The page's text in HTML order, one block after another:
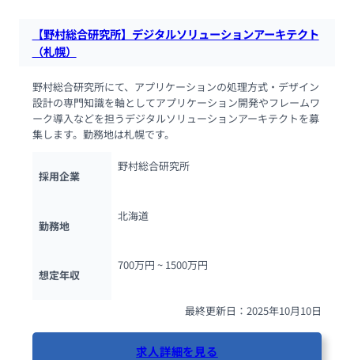
【野村総合研究所】デジタルソリューションアーキテクト
（札幌）
野村総合研究所にて、アプリケーションの処理方式・デザイン
設計の専門知識を軸としてアプリケーション開発やフレームワ
ーク導入などを担うデジタルソリューションアーキテクトを募
集します。勤務地は札幌です。
採用企業
野村総合研究所
勤務地
北海道
想定年収
700万円 ~ 1500万円
最終更新日：2025年10月10日
求人詳細を見る